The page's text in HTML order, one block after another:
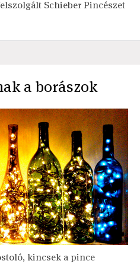
Schieber Pincészet
a borászok
kincsek a pince